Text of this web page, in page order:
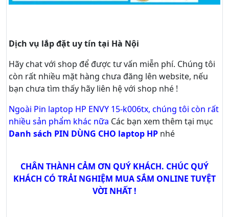
Dịch vụ lắp đặt uy tín tại Hà Nội
Hãy chatvới shop để được tư vấn miễn phí. Chúng tôi
còn rất nhiều mặt hàng chưa đăng lên website, nếu
bạn chưa tìm thấy hãy liên hệ với shop nhé !
Ngoài Pin laptop HP ENVY 15-k006tx, chúng tôi còn rất
nhiều sản phẩm khác nữa Các bạn xem thêm tại mục
Danh sách PIN DÙNG CHO laptop HP nhé
CHÂN THÀNH CẢM ƠN QUÝ KHÁCH. CHÚC QUÝ
KHÁCH CÓ TRẢI NGHIỆM MUA SẮM ONLINE TUYỆT
VỜI NHẤT !